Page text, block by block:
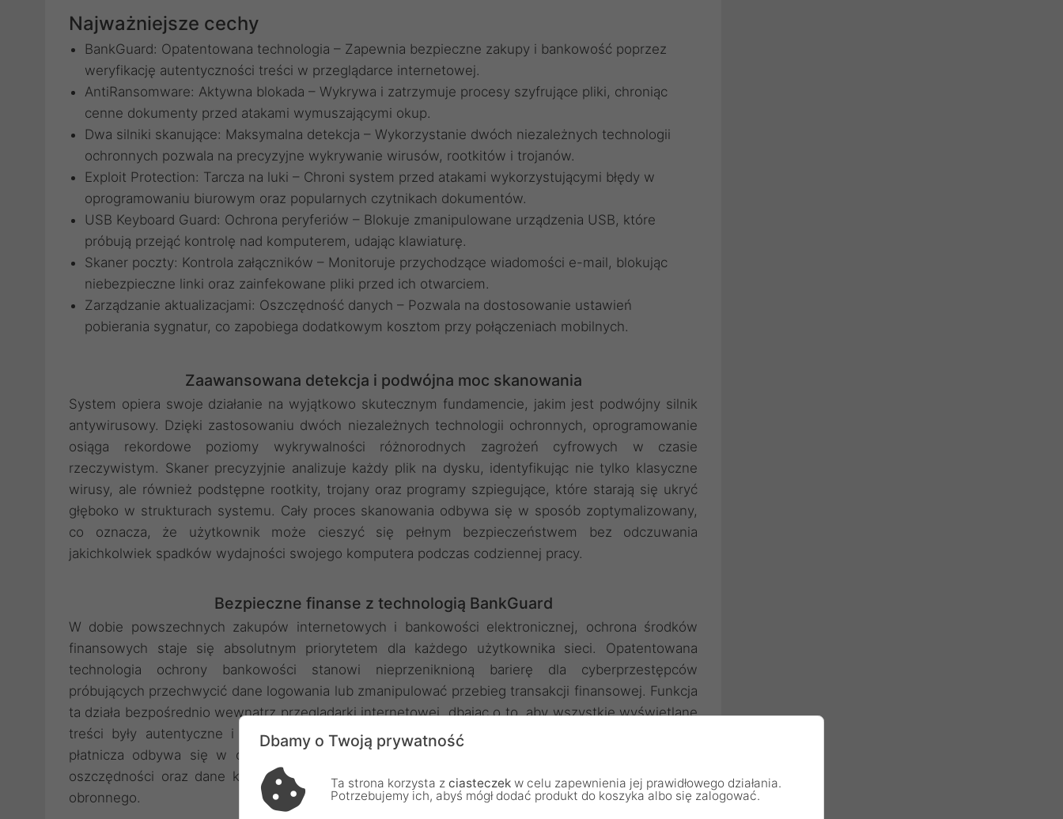
Najważniejsze cechy
BankGuard: Opatentowana technologia – Zapewnia bezpieczne zakupy i bankowość poprzez
weryfikację autentyczności treści w przeglądarce internetowej.
AntiRansomware: Aktywna blokada – Wykrywa i zatrzymuje procesy szyfrujące pliki, chroniąc
cenne dokumenty przed atakami wymuszającymi okup.
Dwa silniki skanujące: Maksymalna detekcja – Wykorzystanie dwóch niezależnych technologii
ochronnych pozwala na precyzyjne wykrywanie wirusów, rootkitów i trojanów.
Exploit Protection: Tarcza na luki – Chroni system przed atakami wykorzystującymi błędy w
oprogramowaniu biurowym oraz popularnych czytnikach dokumentów.
USB Keyboard Guard: Ochrona peryferiów – Blokuje zmanipulowane urządzenia USB, które
próbują przejąć kontrolę nad komputerem, udając klawiaturę.
Skaner poczty: Kontrola załączników – Monitoruje przychodzące wiadomości e-mail, blokując
niebezpieczne linki oraz zainfekowane pliki przed ich otwarciem.
Zarządzanie aktualizacjami: Oszczędność danych – Pozwala na dostosowanie ustawień
pobierania sygnatur, co zapobiega dodatkowym kosztom przy połączeniach mobilnych.
Zaawansowana detekcja i podwójna moc skanowania
System opiera swoje działanie na wyjątkowo skutecznym fundamencie, jakim jest podwójny silnik
antywirusowy. Dzięki zastosowaniu dwóch niezależnych technologii ochronnych, oprogramowanie
osiąga rekordowe poziomy wykrywalności różnorodnych zagrożeń cyfrowych w czasie
rzeczywistym. Skaner precyzyjnie analizuje każdy plik na dysku, identyfikując nie tylko klasyczne
wirusy, ale również podstępne rootkity, trojany oraz programy szpiegujące, które starają się ukryć
głęboko w strukturach systemu. Cały proces skanowania odbywa się w sposób zoptymalizowany,
co oznacza, że użytkownik może cieszyć się pełnym bezpieczeństwem bez odczuwania
jakichkolwiek spadków wydajności swojego komputera podczas codziennej pracy.
Bezpieczne finanse z technologią BankGuard
W dobie powszechnych zakupów internetowych i bankowości elektronicznej, ochrona środków
finansowych staje się absolutnym priorytetem dla każdego użytkownika sieci. Opatentowana
technologia ochrony bankowości stanowi nieprzeniknioną barierę dla cyberprzestępców
próbujących przechwycić dane logowania lub zmanipulować przebieg transakcji finansowej. Funkcja
ta działa bezpośrednio wewnątrz przeglądarki internetowej, dbając o to, aby wszystkie wyświetlane
treści były autentyczne i niezmodyfikowane przez osoby trzecie. Dzięki temu każda operacja
płatnicza odbywa się w odizolowanym, bezpiecznym środowisku, co daje pełną pewność, że
oszczędności oraz dane kart płatniczych są pod stałym nadzorem profesjonalnego mechanizmu
obronnego.
Dbamy o Twoją prywatność
Ta strona korzysta z ciasteczek w celu zapewnienia jej prawidłowego działania.
Potrzebujemy ich, abyś mógł dodać produkt do koszyka albo się zalogować.